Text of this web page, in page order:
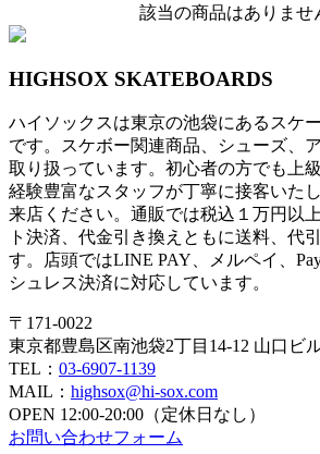
該当の商品はありませ
HIGHSOX SKATEBOARDS
ハイソックスは東京の池袋にあるスケ
です。スケボー関連商品、シューズ、
取り扱っています。初心者の方でも上
経験豊富なスタッフが丁寧に接客いた
来店ください。通販では税込１万円以
ト決済、代金引き換えともに送料、代
す。店頭ではLINE PAY、メルペイ、
シュレス決済に対応しています。
〒171-0022
東京都豊島区南池袋2丁目14-12 山口ビ
TEL： 03-6907-1139
MAIL： highsox@hi-sox.com
OPEN 12:00-20:00（定休日なし）
お問い合わせフォーム